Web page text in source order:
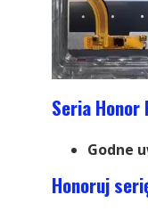
Seria
Godne
Honoruj